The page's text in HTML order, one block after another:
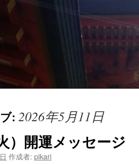
: 2026年5月11日
）開運メッセージ
作成者: pikari